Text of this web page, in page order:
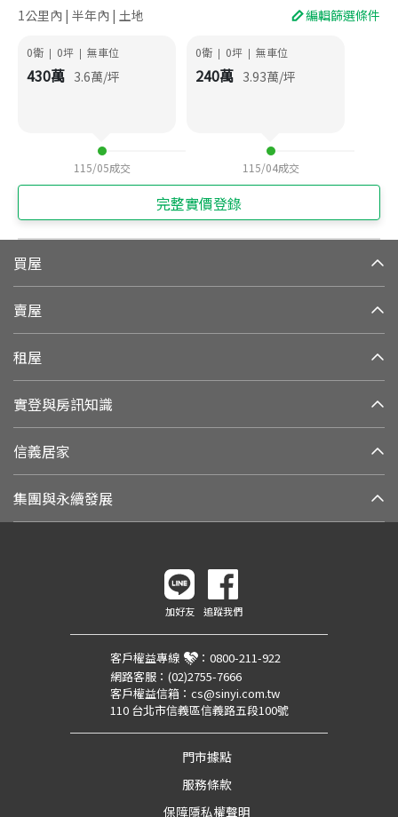
1公里內 | 半年內 | 土地 編輯篩選條件
0衛 | 0坪 | 無車位
430萬 3.6萬/坪
115/05成交
0衛 | 0坪 | 無車位
240萬 3.93萬/坪
115/04成交
完整實價登錄
買屋
賣屋
租屋
實登與房訊知識
信義居家
集團與永續發展
加好友 追蹤我們
客戶權益專線 ： 0800-211-922
網路客服： (02)2755-7666
客戶權益信箱： cs@sinyi.com.tw
110 台北市信義區信義路五段100號
門市據點
服務條款
保障隱私權聲明